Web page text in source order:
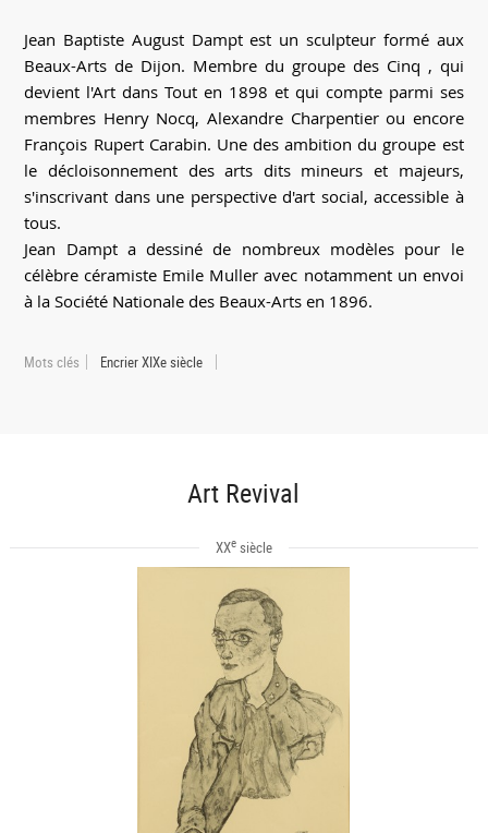
Jean Baptiste August Dampt est un sculpteur formé aux
Beaux-Arts de Dijon. Membre du groupe des Cinq , qui
devient l'Art dans Tout en 1898 et qui compte parmi ses
membres Henry Nocq, Alexandre Charpentier ou encore
François Rupert Carabin. Une des ambition du groupe est
le décloisonnement des arts dits mineurs et majeurs,
s'inscrivant dans une perspective d'art social, accessible à
tous.
Jean Dampt a dessiné de nombreux modèles pour le
célèbre céramiste Emile Muller avec notamment un envoi
à la Société Nationale des Beaux-Arts en 1896.
Mots clés Encrier XIXe siècle
Art Revival
XXesiècle